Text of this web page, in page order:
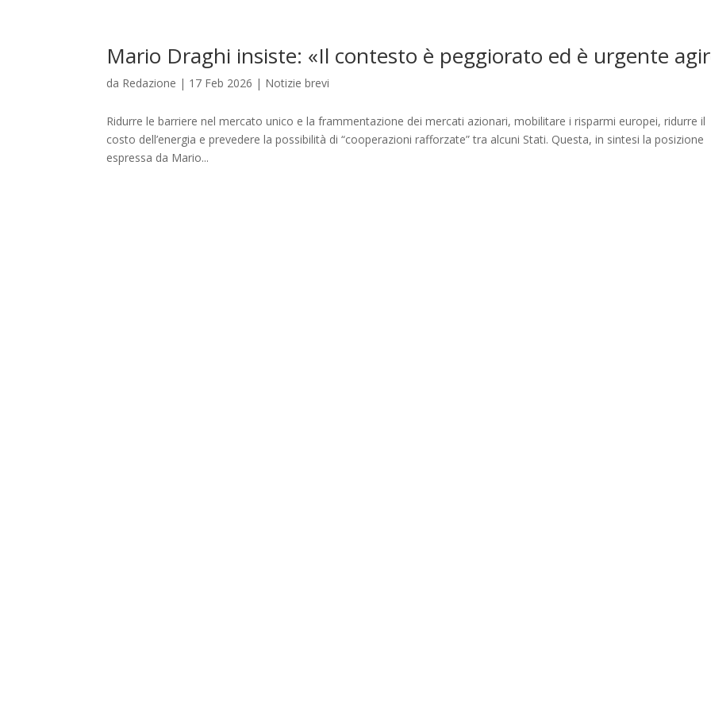
Mario Draghi insiste: «Il contesto è peggiorato ed è urgente
da Redazione | 17 Feb 2026 | Notizie brevi
Ridurre le barriere nel mercato unico e la frammentazione dei mercati azionari, mobilitare i risparmi europei, ridurre il
costo dell’energia e prevedere la possibilità di “cooperazioni rafforzate” tra alcuni Stati. Questa, in sintesi la posizione
espressa da Mario...